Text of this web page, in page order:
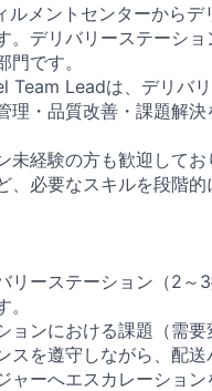
ルメントセンターから
。デリバリーステーシ
です。
Team Leadは、デリバ
理・品質改善・課題解
未経験の方も歓迎して
、必要なスキルを段階的
リーステーション（2～
ョンにおける課題（需
スを遵守しながら、配
ャーへエスカレーショ